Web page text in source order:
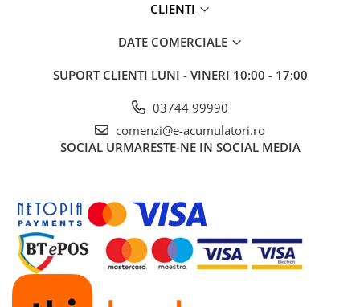
Dulapuri pentru cablare
Sigurante
Laptop & PC accesorii, baterii,
cabluri USB, prelungitoare USB
Cablu de date si Adaptoare
Solutii solare portabile
Lichidare de stoc
CLIENTI
DATE COMERCIALE
SUPORT CLIENTI LUNI - VINERI 10:00 - 17:00
03744 99990
comenzi@e-acumulatori.ro
SOCIAL URMARESTE-NE IN SOCIAL MEDIA